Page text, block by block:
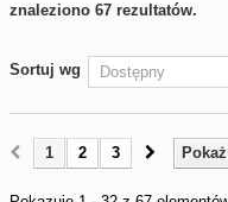
znaleziono 67 rezultatów.
Sortuj wg
1 2 3